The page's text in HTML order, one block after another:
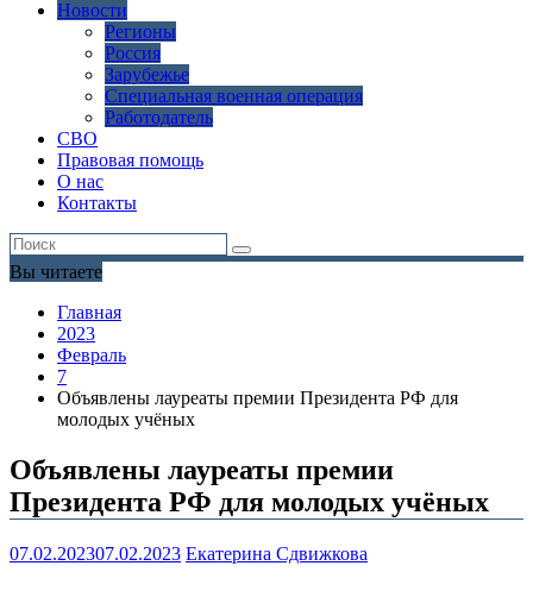
Новости
Регионы
Россия
Зарубежье
Специальная военная операция
Работодатель
СВО
Правовая помощь
О нас
Контакты
Вы читаете
Главная
2023
Февраль
7
Объявлены лауреаты премии Президента РФ для
молодых учёных
Объявлены лауреаты премии
Президента РФ для молодых учёных
07.02.202307.02.2023 Екатерина Сдвижкова